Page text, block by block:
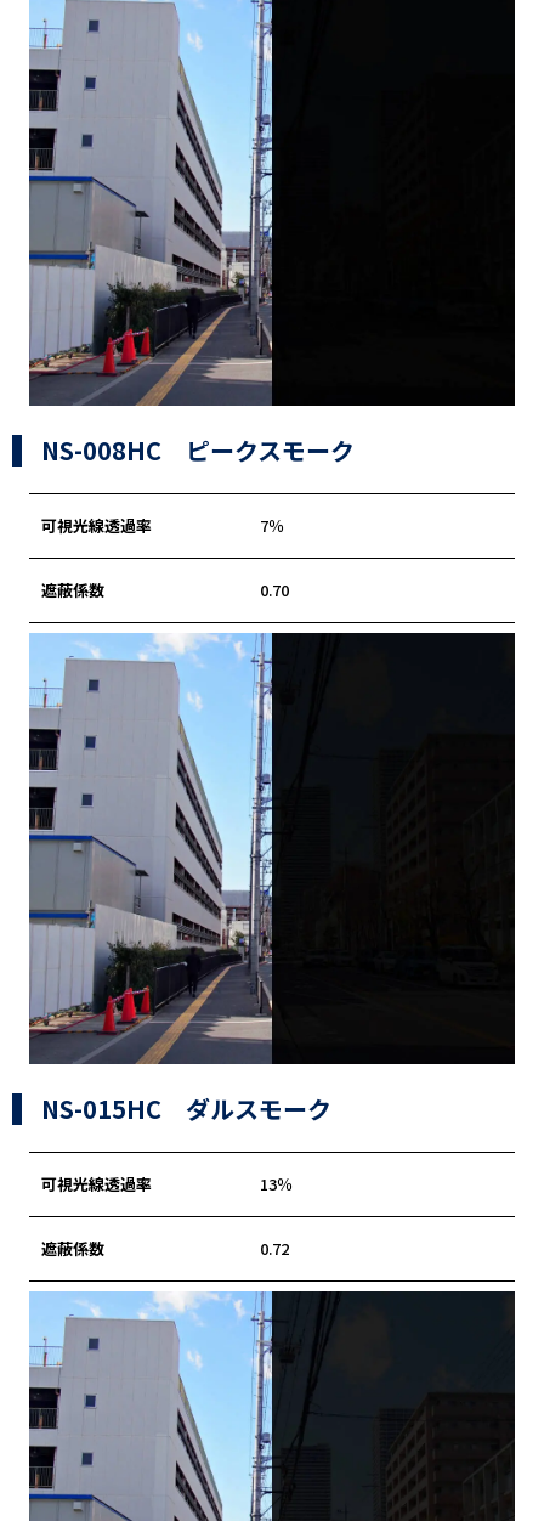
NS-008HC ピークスモーク
可視光線透過率 7％
遮蔽係数 0.70
NS-015HC ダルスモーク
可視光線透過率 13％
遮蔽係数 0.72